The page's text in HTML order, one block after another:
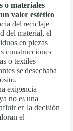
o materiales
valor estético
del reciclaje
del material, el
en piezas
construcciones
o textiles
se desechaba
exigencia
no es una
en la decisión
el